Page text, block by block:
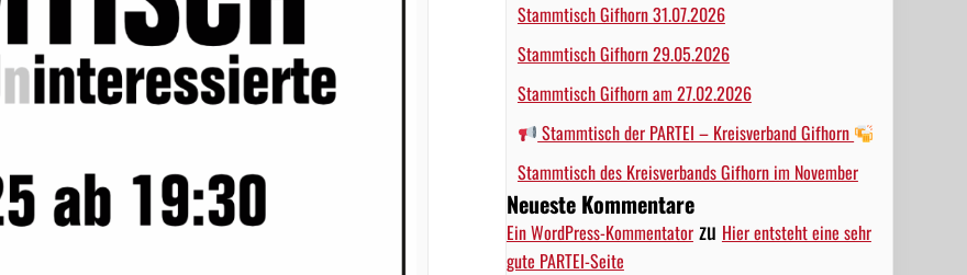
Stammtisch Gifhorn 31.07.2026
Stammtisch Gifhorn 29.05.2026
Stammtisch Gifhorn am 27.02.2026
Stammtisch der PARTEI – Kreisverband Gifhorn
Stammtisch des Kreisverbands Gifhorn im November
Neueste Kommentare
Ein WordPress-Kommentatorzu Hier entsteht eine sehr
gute PARTEI-Seite